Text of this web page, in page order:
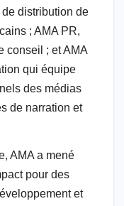
distribution de
; AMA PR,
conseil ; et AMA
qui équipe
des médias
de narration et
AMA a mené
pour des
et